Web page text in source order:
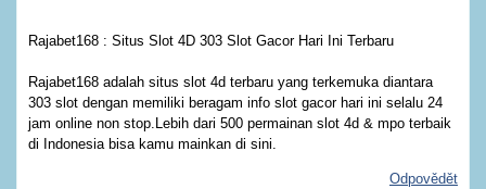
Rajabet168 : Situs Slot 4D 303 Slot Gacor Hari Ini Terbaru
Rajabet168 adalah situs slot 4d terbaru yang terkemuka diantara
303 slot dengan memiliki beragam info slot gacor hari ini selalu 24
jam online non stop.Lebih dari 500 permainan slot 4d & mpo terbaik
di Indonesia bisa kamu mainkan di sini.
Odpovědět